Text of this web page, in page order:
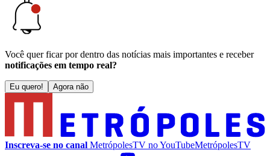
Você quer ficar por dentro das notícias mais importantes e receber
notificações em tempo real?
Eu quero! Agora não
Inscreva-se no canal MetrópolesTV noYouTubeMetrópolesTV